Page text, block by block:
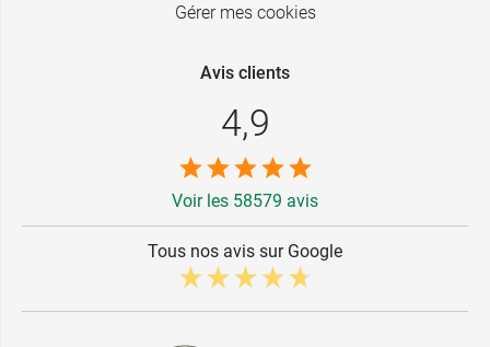
Gérer mes cookies
Avis clients
4,9
Voir les 58579 avis
Tous nos avis sur Google